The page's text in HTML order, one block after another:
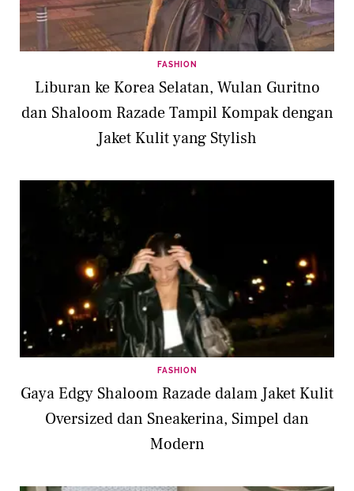
FASHION
Liburan ke Korea Selatan, Wulan Guritno
dan Shaloom Razade Tampil Kompak dengan
Jaket Kulit yang Stylish
FASHION
Gaya Edgy Shaloom Razade dalam Jaket Kulit
Oversized dan Sneakerina, Simpel dan
Modern